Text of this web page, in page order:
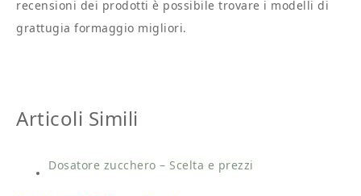
recensioni dei prodotti è possibile trovare i modelli di
grattugia formaggio migliori.
Articoli Simili
Dosatore zucchero – Scelta e prezzi